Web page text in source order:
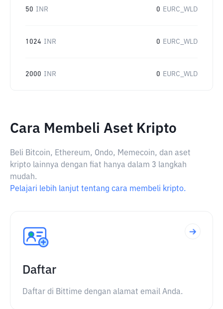
50 INR 0 EURC_WLD
1024 INR 0 EURC_WLD
2000 INR 0 EURC_WLD
Cara Membeli Aset Kripto
Beli Bitcoin, Ethereum, Ondo, Memecoin, dan aset
kripto lainnya dengan fiat hanya dalam 3 langkah
mudah.
Pelajari lebih lanjut tentang cara membeli kripto.
Daftar
Daftar di Bittime dengan alamat email Anda.